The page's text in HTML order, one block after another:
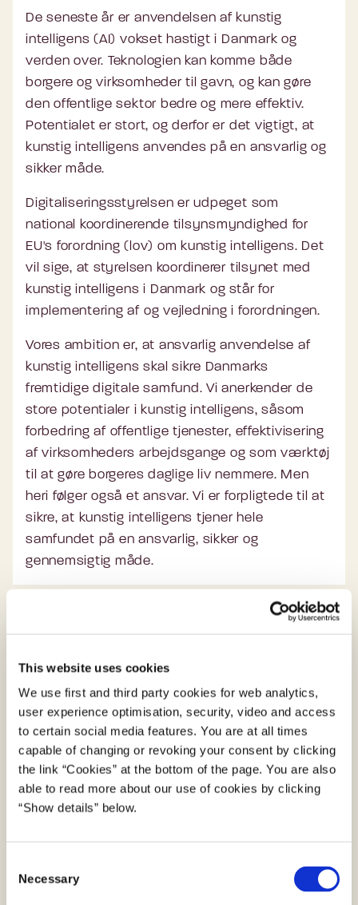
This website uses cookies
We use first and third party cookies for web analytics,
user experience optimisation, security, video and access
to certain social media features. You are at all times
capable of changing or revoking your consent by clicking
the link “Cookies” at the bottom of the page. You are also
able to read more about our use of cookies by clicking
“Show details” below.
Necessary
De seneste år er anvendelsen af kunstig
intelligens (AI) vokset hastigt i Danmark og
verden over. Teknologien kan komme både
borgere og virksomheder til gavn, og kan gøre
den offentlige sektor bedre og mere effektiv.
Potentialet er stort, og derfor er det vigtigt, at
kunstig intelligens anvendes på en ansvarlig og
sikker måde.
Digitaliseringsstyrelsen er udpeget som
national koordinerende tilsynsmyndighed for
EU's forordning (lov) om kunstig intelligens. Det
vil sige, at styrelsen koordinerer tilsynet med
kunstig intelligens i Danmark og står for
implementering af og vejledning i forordningen.
Vores ambition er, at ansvarlig anvendelse af
kunstig intelligens skal sikre Danmarks
fremtidige digitale samfund. Vi anerkender de
store potentialer i kunstig intelligens, såsom
forbedring af offentlige tjenester, effektivisering
af virksomheders arbejdsgange og som værktøj
til at gøre borgeres daglige liv nemmere. Men
heri følger også et ansvar. Vi er forpligtede til at
sikre, at kunstig intelligens tjener hele
samfundet på en ansvarlig, sikker og
gennemsigtig måde.
og tryg brug af kunstig intelligens-værktøjer
for borgere
Læs om Digitaliseringsstyrelsen tilsyn med
kunstig intelligens
Læs om den regulatoriske sandkasse for AI